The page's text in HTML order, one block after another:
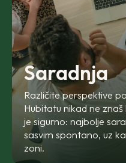
Saradnja
Različite perspektive
Hubitatu nikad ne
je sigurno: najbolje
sasvim spontano, uz
zoni.